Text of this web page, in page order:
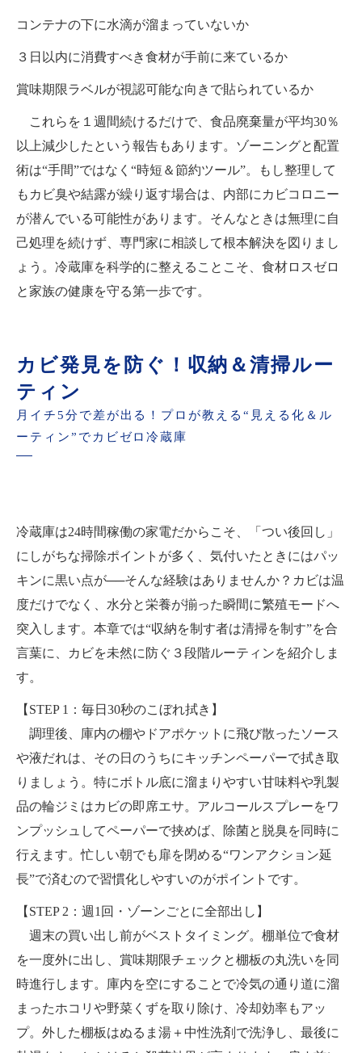
コンテナの下に水滴が溜まっていないか
３日以内に消費すべき食材が手前に来ているか
賞味期限ラベルが視認可能な向きで貼られているか
これらを１週間続けるだけで、食品廃棄量が平均30％
以上減少したという報告もあります。ゾーニングと配置
術は“手間”ではなく“時短＆節約ツール”。もし整理して
もカビ臭や結露が繰り返す場合は、内部にカビコロニー
が潜んでいる可能性があります。そんなときは無理に自
己処理を続けず、専門家に相談して根本解決を図りまし
ょう。冷蔵庫を科学的に整えることこそ、食材ロスゼロ
と家族の健康を守る第一歩です。
カビ発見を防ぐ！収納＆清掃ルー
ティン
月イチ5分で差が出る！プロが教える“見える化＆ル
ーティン”でカビゼロ冷蔵庫
冷蔵庫は24時間稼働の家電だからこそ、「つい後回し」
にしがちな掃除ポイントが多く、気付いたときにはパッ
キンに黒い点が──そんな経験はありませんか？カビは温
度だけでなく、水分と栄養が揃った瞬間に繁殖モードへ
突入します。本章では“収納を制す者は清掃を制す”を合
言葉に、カビを未然に防ぐ３段階ルーティンを紹介しま
す。
【STEP 1：毎日30秒のこぼれ拭き】
調理後、庫内の棚やドアポケットに飛び散ったソース
や液だれは、その日のうちにキッチンペーパーで拭き取
りましょう。特にボトル底に溜まりやすい甘味料や乳製
品の輪ジミはカビの即席エサ。アルコールスプレーをワ
ンプッシュしてペーパーで挟めば、除菌と脱臭を同時に
行えます。忙しい朝でも扉を閉める“ワンアクション延
長”で済むので習慣化しやすいのがポイントです。
【STEP 2：週1回・ゾーンごとに全部出し】
週末の買い出し前がベストタイミング。棚単位で食材
を一度外に出し、賞味期限チェックと棚板の丸洗いを同
時進行します。庫内を空にすることで冷気の通り道に溜
まったホコリや野菜くずを取り除け、冷却効率もアッ
プ。外した棚板はぬるま湯＋中性洗剤で洗浄し、最後に